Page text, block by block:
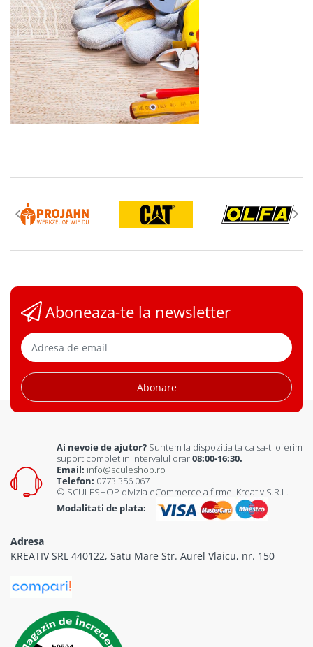
Aboneaza-te la newsletter
Abonare
Ai nevoie de ajutor? Suntem la dispozitia ta ca sa-ti oferim
suport complet in intervalul orar08:00-16:30.
Email: info@sculeshop.ro
Telefon: 0773 356 067
© SCULESHOP divizia eCommerce a firmei Kreativ S.R.L.
Modalitati de plata:
Adresa
KREATIV SRL 440122, Satu Mare Str. Aurel Vlaicu, nr. 150